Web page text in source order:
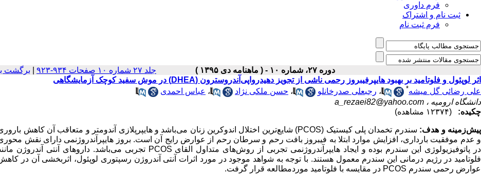
فرم داوری
ثبت نام و اشتراک
فرم ثبت نام
دوره ۲۷، شماره ۱۰ - ( ماهنامه دی ۱۳۹۵ ) جلد ۲۷ شماره ۱۰ صفحات ۹۳۴-۹۲۳ برگشت
اثر لوپئول و فلوتامید بر بهبود هایپرفیبروز رحمی ناشی از تجویز دهیدرواپی‌آندروسترون (DHEA) در موش سفید کوچک آزمایشگاهی
علی رضائی گل میشه* ، رجبعلی صدرخانلو ، حسن ملکی نژاد ، عباس احمدی
دانشگاه ارومیه ، a_rezaei82@yahoo.com
چکیده:
(۱۲۳۷۴ مشاهده)
پیش‌زمینه و هدف: سندرم تخمدان پلی کیستیک (PCOS) شایع‌ترین اختلال اندوکرین زنان می‌باشد و هایپرپلازی آندومتر و متعاقب آن کاهش
و عدم موفقیت بارداری، افزایش موارد ابتلا به فیبروز بافت رحم و سرطان رحم از عوارض رایج آن است. بروز هایپرآندروژنمی دارای نقش
در پاتوفیزیولوژی این سندرم بوده و ایجاد هایپرآندروژنمی تجربی از روش‌های متداول القای PCOS تجربی می‌باشد. داروهای آنتی آندروژن
فلوتامید در رژیم درمانی این سندرم معمول هستند. با توجه به شواهد موجود در مورد اثرات آنتی آندروژن رسپتوری لوپئول، اثربخشی آن در
عوارض رحمی سندرم PCOS در مقایسه با فلوتامید موردمطالعه قرار گرفت.